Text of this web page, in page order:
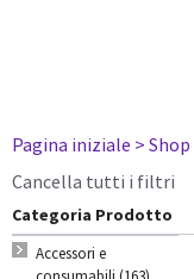
Pagina iniziale > Shop
Cancella tutti i filtri
Categoria Prodotto
Accessori e